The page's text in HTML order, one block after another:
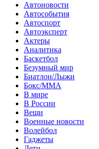
Автоновости
Автособытия
Автоспорт
Автоэксперт
Актеры
Аналитика
Баскетбол
Безумный мир
Биатлон/Лыжи
Бокс/MMA
В мире
В России
Вещи
Военные новости
Волейбол
Гаджеты